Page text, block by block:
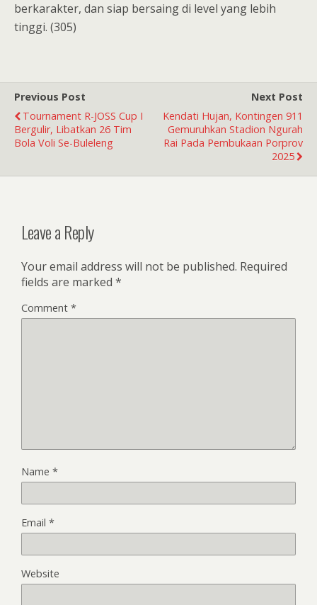
berkarakter, dan siap bersaing di level yang lebih
tinggi. (305)
Previous Post
Tournament R-JOSS Cup I
Bergulir, Libatkan 26 Tim
Bola Voli Se-Buleleng
Next Post
Kendati Hujan, Kontingen 911
Gemuruhkan Stadion Ngurah
Rai Pada Pembukaan Porprov
2025
Leave a Reply
Your email address will not be published. Required
fields are marked *
Comment *
Name *
Email *
Website